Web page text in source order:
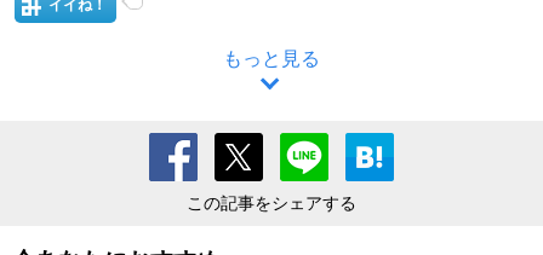
イイね！
もっと見る
この記事をシェアする